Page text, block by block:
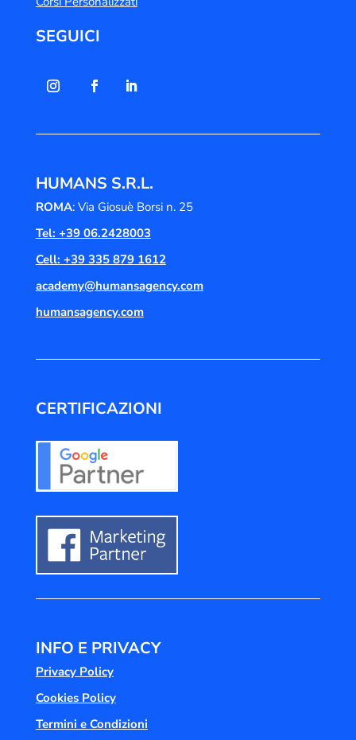
SEGUICI
HUMANS S.R.L.
ROMA: Via Giosuè Borsi n. 25
Tel: +39 06.2428003
Cell: +39 335 879 1612
academy@humansagency.com
humansagency.com
CERTIFICAZIONI
INFO E PRIVACY
Privacy Policy
Cookies Policy
Termini e Condizioni